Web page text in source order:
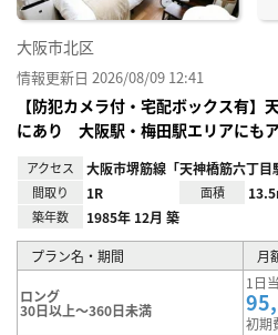
大阪市北区
情報更新日 2026/08/09 12:41
【防犯カメラ付・宅配ボックス有】
にあり 大阪駅・梅田駅エリアにも
アクセス 大阪市堺筋線「天神橋筋六丁目
間取り 1R 面積
築年数 1985年 12月 築
プラン名・期間 月
ロング
30日以上～360日未満
1日
初期